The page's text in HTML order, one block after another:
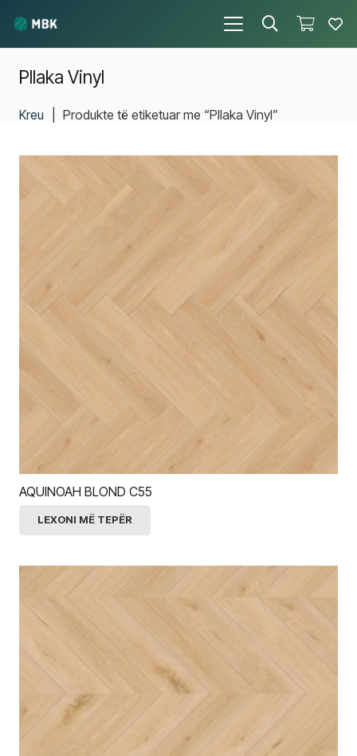
Pllaka Vinyl
Kreu Produkte të etiketuar me “Pllaka Vinyl”
AQUINOAH BLOND C55
LEXONI MË TEPËR